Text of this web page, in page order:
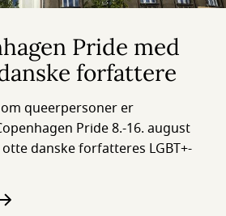
Pride med
forfattere
queerpersoner er
Pride 8.-16. august
danske forfatteres LGBT+-